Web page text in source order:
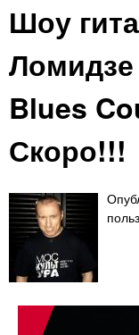
Шоу
Blues
Скоро!!!